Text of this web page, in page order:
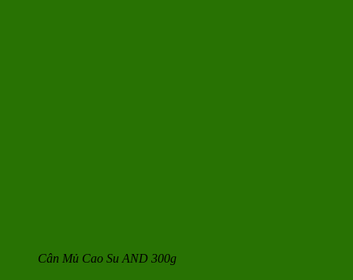
Cân Mủ Cao Su AND 300g